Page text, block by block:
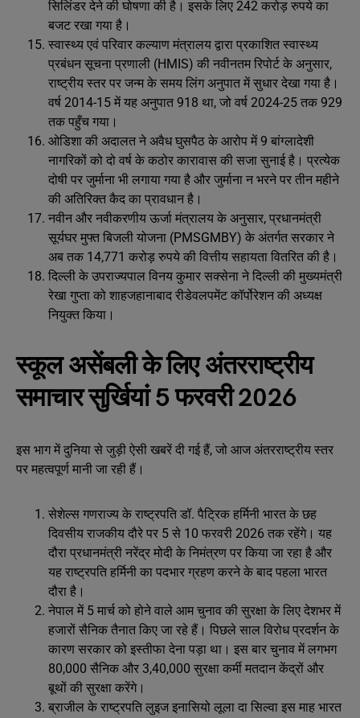
सिलिंडर देने की घोषणा की है। इसके लिए 242 करोड़ रुपये का
बजट रखा गया है।
स्वास्थ्य एवं परिवार कल्याण मंत्रालय द्वारा प्रकाशित स्वास्थ्य
प्रबंधन सूचना प्रणाली (HMIS) की नवीनतम रिपोर्ट के अनुसार,
राष्ट्रीय स्तर पर जन्म के समय लिंग अनुपात में सुधार देखा गया है।
वर्ष 2014-15 में यह अनुपात 918 था, जो वर्ष 2024-25 तक 929
तक पहुँच गया।
ओडिशा की अदालत ने अवैध घुसपैठ के आरोप में 9 बांग्लादेशी
नागरिकों को दो वर्ष के कठोर कारावास की सजा सुनाई है। प्रत्येक
दोषी पर जुर्माना भी लगाया गया है और जुर्माना न भरने पर तीन महीने
की अतिरिक्त कैद का प्रावधान है।
नवीन और नवीकरणीय ऊर्जा मंत्रालय के अनुसार, प्रधानमंत्री
सूर्यघर मुफ्त बिजली योजना (PMSGMBY) के अंतर्गत सरकार ने
अब तक 14,771 करोड़ रुपये की वित्तीय सहायता वितरित की है।
दिल्‍ली के उपराज्‍यपाल विनय कुमार सक्‍सेना ने दिल्‍ली की मुख्‍यमंत्री
रेखा गुप्‍ता को शाहजहानाबाद रीडेवलपमेंट कॉर्पोरेशन की अध्यक्ष
नियुक्त किया।
स्कूल असेंबली के लिए अंतरराष्ट्रीय
समाचार सुर्खियां 5 फरवरी 2026
इस भाग में दुनिया से जुड़ी ऐसी खबरें दी गई हैं, जो आज अंतरराष्ट्रीय स्तर
पर महत्वपूर्ण मानी जा रही हैं।
सेशेल्स गणराज्य के राष्ट्रपति डॉ. पैट्रिक हर्मिनी भारत के छह
दिवसीय राजकीय दौरे पर 5 से 10 फरवरी 2026 तक रहेंगे। यह
दौरा प्रधानमंत्री नरेंद्र मोदी के निमंत्रण पर किया जा रहा है और
यह राष्ट्रपति हर्मिनी का पदभार ग्रहण करने के बाद पहला भारत
दौरा है।
नेपाल में 5 मार्च को होने वाले आम चुनाव की सुरक्षा के लिए देशभर में
हजारों सैनिक तैनात किए जा रहे हैं। पिछले साल विरोध प्रदर्शन के
कारण सरकार को इस्तीफा देना पड़ा था। इस बार चुनाव में लगभग
80,000 सैनिक और 3,40,000 सुरक्षा कर्मी मतदान केंद्रों और
बूथों की सुरक्षा करेंगे।
ब्राजील के राष्ट्रपति लुइज इनासियो लूला दा सिल्वा इस माह भारत